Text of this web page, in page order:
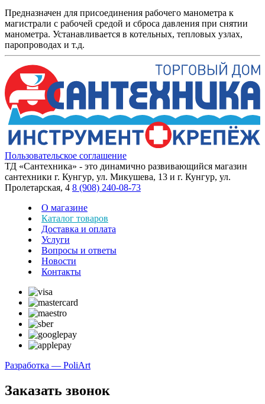
Предназначен для присоединения рабочего манометра к
магистрали с рабочей средой и сброса давления при снятии
манометра. Устанавливается в котельных, тепловых узлах,
паропроводах и т.д.
Пользовательское соглашение
ТД «Сантехника» - это динамично развивающийся магазин
сантехники г. Кунгур, ул. Микушева, 13 и г. Кунгур, ул.
Пролетарская, 4 8 (908) 240-08-73
О магазине
Каталог товаров
Доставка и оплата
Услуги
Вопросы и ответы
Новости
Контакты
Разработка — PoliArt
Заказать звонок